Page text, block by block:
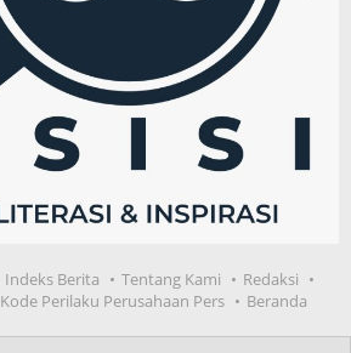
Indeks Berita Tentang Kami
Redaksi
Kode Perilaku Perusahaan Pers Beranda